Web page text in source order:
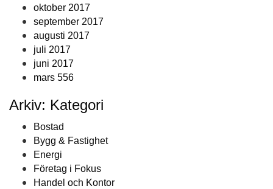
oktober 2017
september 2017
augusti 2017
juli 2017
juni 2017
mars 556
Arkiv: Kategori
Bostad
Bygg & Fastighet
Energi
Företag i Fokus
Handel och Kontor